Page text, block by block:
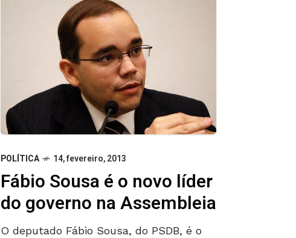
POLÍTICA 14, fevereiro, 2013
Fábio Sousa é o novo líder
do governo na Assembleia
O deputado Fábio Sousa, do PSDB, é o